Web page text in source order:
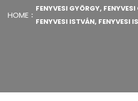
HOME
FENYVESI GYÖRGY,
FENYVESI ISTVÁN, FENYVESI